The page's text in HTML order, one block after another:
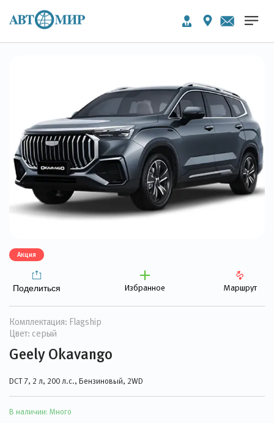
Акция
Поделиться Избранное Маршрут
Комплектация: Flagship
Цвет: серый
Geely Okavango
DCT 7, 2 л, 200 л.с., Бензиновый, 2WD
В наличии: Много